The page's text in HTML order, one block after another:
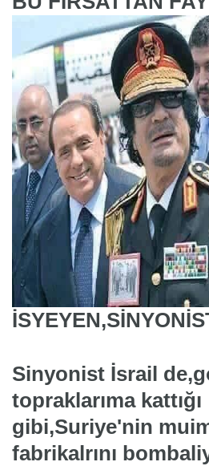
Sinyonist İsrail
topraklarıma kattığı
gibi,Suriye'nin
fabrikalrını